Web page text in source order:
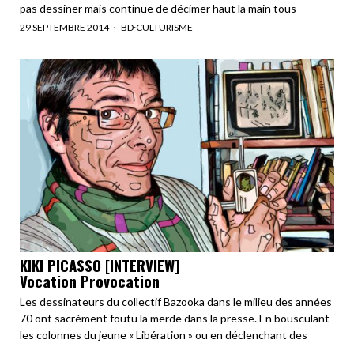
pas dessiner mais continue de décimer haut la main tous
29 SEPTEMBRE 2014 BD·CULTURISME
KIKI PICASSO [INTERVIEW]
Vocation Provocation
Les dessinateurs du collectif Bazooka dans le milieu des années
70 ont sacrément foutu la merde dans la presse. En bousculant
les colonnes du jeune « Libération » ou en déclenchant des